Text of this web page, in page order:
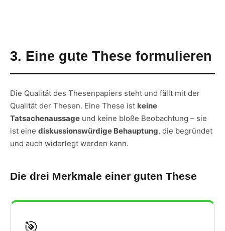
3. Eine gute These formulieren
Die Qualität des Thesenpapiers steht und fällt mit der
Qualität der Thesen. Eine These ist keine
Tatsachenaussage und keine bloße Beobachtung – sie
ist eine diskussionswürdige Behauptung, die begründet
und auch widerlegt werden kann.
Die drei Merkmale einer guten These
🎯